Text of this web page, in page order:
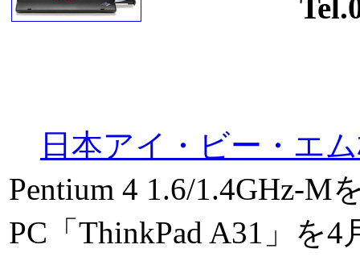
日本アイ・ビー・エ
Pentium 4 1.6/1.4GHz-M
PC「ThinkPad A31」を